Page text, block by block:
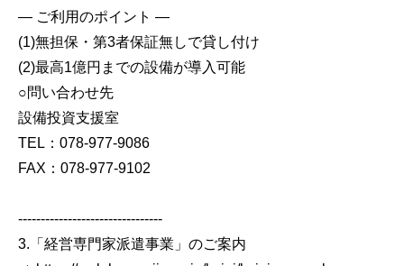
― ご利用のポイント ―
(1)無担保・第3者保証無しで貸し付け
(2)最高1億円までの設備が導入可能
○問い合わせ先
設備投資支援室
TEL：078-977-9086
FAX：078-977-9102
--------------------------------
3.「経営専門家派遣事業」のご案内